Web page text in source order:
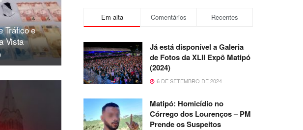
Tráfico e
Vista
Em alta Comentários Recentes
Já está disponível a Galeria
de Fotos da XLII Expô Matipó
(2024)
6 DE SETEMBRO DE 2024
Matipó: Homicídio no
Córrego dos Lourenços – PM
Prende os Suspeitos